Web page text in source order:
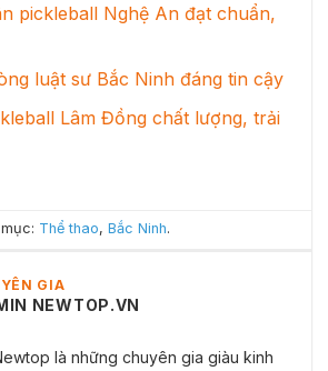
pickleball Nghệ An đạt chuẩn,
luật sư Bắc Ninh đáng tin cậy
Lâm Đồng chất lượng, trải
Thể thao,Bắc Ninh.
GIA
NEWTOP.VN
là những chuyên gia giàu kinh